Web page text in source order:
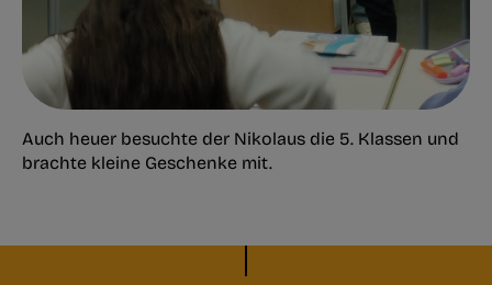
Auch heuer besuchte der Nikolaus die 5. Klassen und
brachte kleine Geschenke mit.